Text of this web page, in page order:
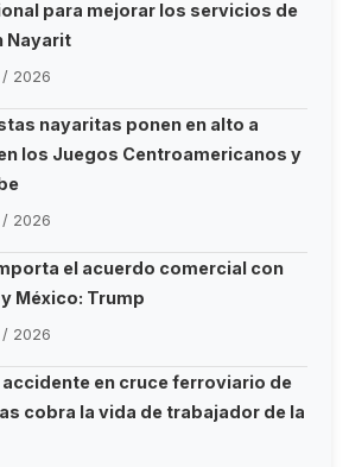
para mejorar los servicios de
Nayarit
2026
nayaritas ponen en alto a
los Juegos Centroamericanos y
2026
el acuerdo comercial con
México: Trump
2026
en cruce ferroviario de
cobra la vida de trabajador de la